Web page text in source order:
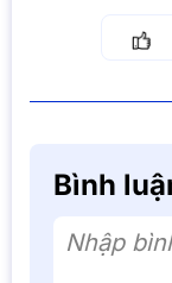
Bình
Nhập